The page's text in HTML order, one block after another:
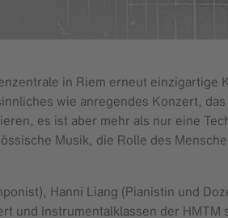
in Riem erneut einzigartige
wie anregendes Konzert,
es ist aber mehr als nur eine
Musik, die Rolle des
Hanni Liang (Pianistin und
und Instrumentalklassen der